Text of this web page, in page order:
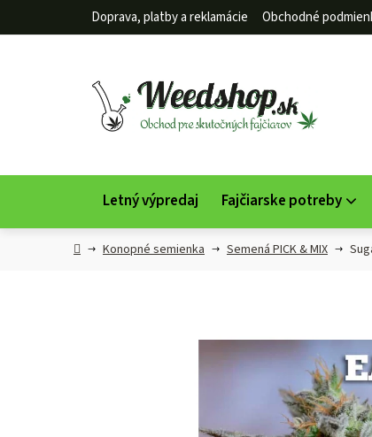
Doprava, platby a reklamácie Obchodné
Letný výpredaj Fajčiarske potreby
DomovKonopné semienka Semená PICK & MIX